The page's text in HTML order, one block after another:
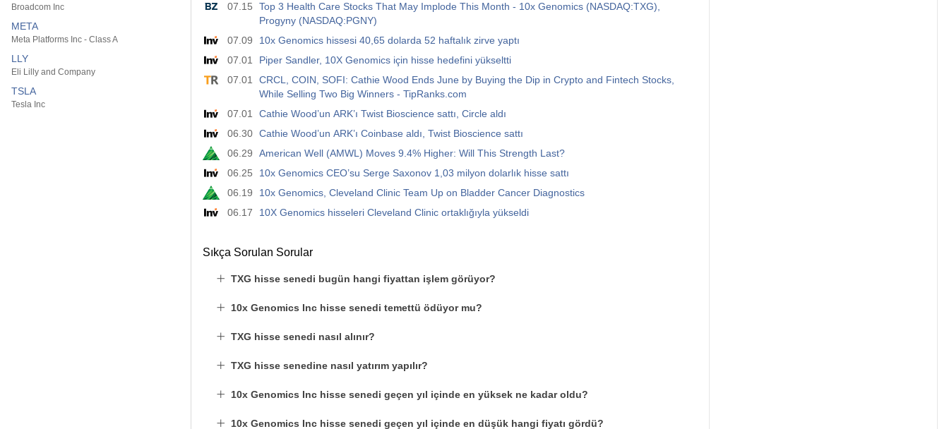
Broadcom Inc
META
Meta Platforms Inc - Class A
LLY
Eli Lilly and Company
TSLA
Tesla Inc
07.15
Top 3 Health Care Stocks That May Implode This Month - 10x Genomics (NASDAQ:TXG),
Progyny (NASDAQ:PGNY)
07.09
10x Genomics hissesi 40,65 dolarda 52 haftalık zirve yaptı
07.01
Piper Sandler, 10X Genomics için hisse hedefini yükseltti
07.01
CRCL, COIN, SOFI: Cathie Wood Ends June by Buying the Dip in Crypto and Fintech Stocks,
While Selling Two Big Winners - TipRanks.com
07.01
Cathie Wood’un ARK’ı Twist Bioscience sattı, Circle aldı
06.30 Cathie Wood’un ARK’ı Coinbase aldı, Twist Bioscience sattı
06.29
American Well (AMWL) Moves 9.4% Higher: Will This Strength Last?
06.25
10x Genomics CEO’su Serge Saxonov 1,03 milyon dolarlık hisse sattı
06.19
10x Genomics, Cleveland Clinic Team Up on Bladder Cancer Diagnostics
06.17
10X Genomics hisseleri Cleveland Clinic ortaklığıyla yükseldi
Sıkça Sorulan Sorular
TXG hisse senedi bugün hangi fiyattan işlem görüyor?
10x Genomics Inc hisse senedi temettü ödüyor mu?
TXG hisse senedi nasıl alınır?
TXG hisse senedine nasıl yatırım yapılır?
10x Genomics Inc hisse senedi geçen yıl içinde en yüksek ne kadar oldu?
10x Genomics Inc hisse senedi geçen yıl içinde en düşük hangi fiyatı gördü?